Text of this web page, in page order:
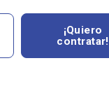
¡Quiero
contratar!